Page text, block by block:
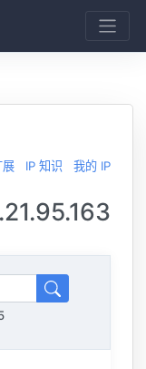
IP 知识 我的 IP